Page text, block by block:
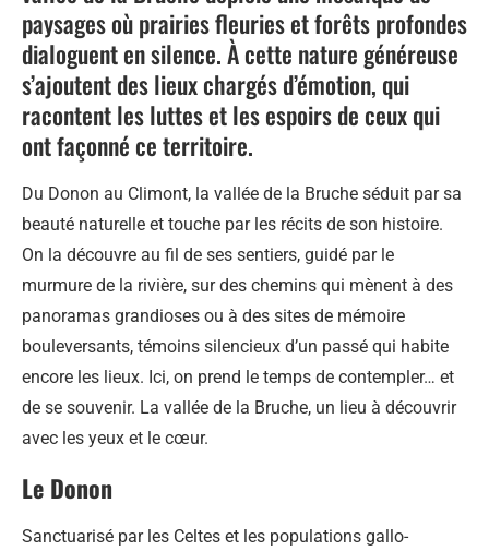
paysages où prairies fleuries et forêts profondes
dialoguent en silence. À cette nature généreuse
s’ajoutent des lieux chargés d’émotion, qui
racontent les luttes et les espoirs de ceux qui
ont façonné ce territoire.
Du Donon au Climont, la vallée de la Bruche séduit par sa
beauté naturelle et touche par les récits de son histoire.
On la découvre au fil de ses sentiers, guidé par le
murmure de la rivière, sur des chemins qui mènent à des
panoramas grandioses ou à des sites de mémoire
bouleversants, témoins silencieux d’un passé qui habite
encore les lieux. Ici, on prend le temps de contempler… et
de se souvenir. La vallée de la Bruche, un lieu à découvrir
avec les yeux et le cœur.
Le Donon
Sanctuarisé par les Celtes et les populations gallo-